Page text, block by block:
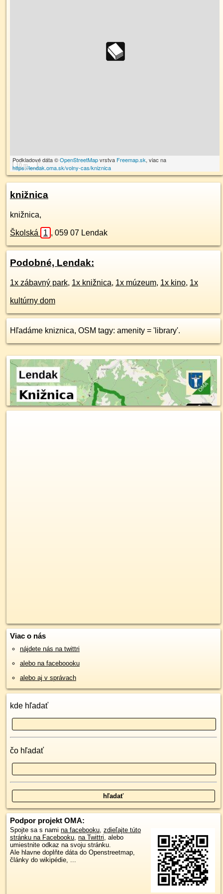
10 m
Podkladové dáta ©OpenStreetMapvrstva Freemap.sk, viac na
https://lendak.oma.sk/volny-cas/kniznica
knižnica
knižnica,
Školská 1 , 059 07 Lendak
Podobné, Lendak:
1x zábavný park, 1x knižnica, 1x múzeum, 1x kino, 1x
kultúrny dom
Hľadáme kniznica, OSM tagy: amenity = 'library'.
Viac o nás
nájdete nás na twittri
alebo na faceboooku
alebo aj v správach
kde hľadať
čo hľadať
Podpor projekt OMA:
Spojte sa s nami na facebooku, zdieľajte túto
stránku na Facebooku, na Twittri, alebo
umiestnite odkaz na svoju stránku.
Ale hlavne doplňte dáta do Openstreetmap,
články do wikipédie, ...